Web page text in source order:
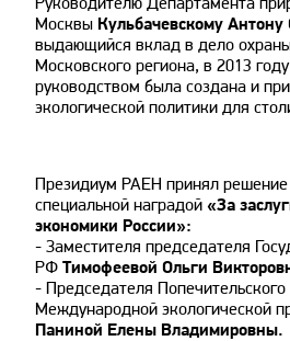
Москвы Кульбачевскому Антону
выдающийся вклад в дело
Московского региона, в 2013
руководством была создана и
экологической политики для
Президиум РАЕН принял
специальной наградой «За
экономики России»:
- Заместителя председателя
РФ Тимофеевой Ольги
- Председателя Попечительского
Международной экологической
Паниной Елены Владимировны.